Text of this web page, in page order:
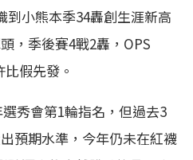
到小熊本季34轟創生涯新高
，季後賽4戰2轟，OPS
假先發。
秀會第1輪指名，但過去3
預期水準，今年仍未在紅襪